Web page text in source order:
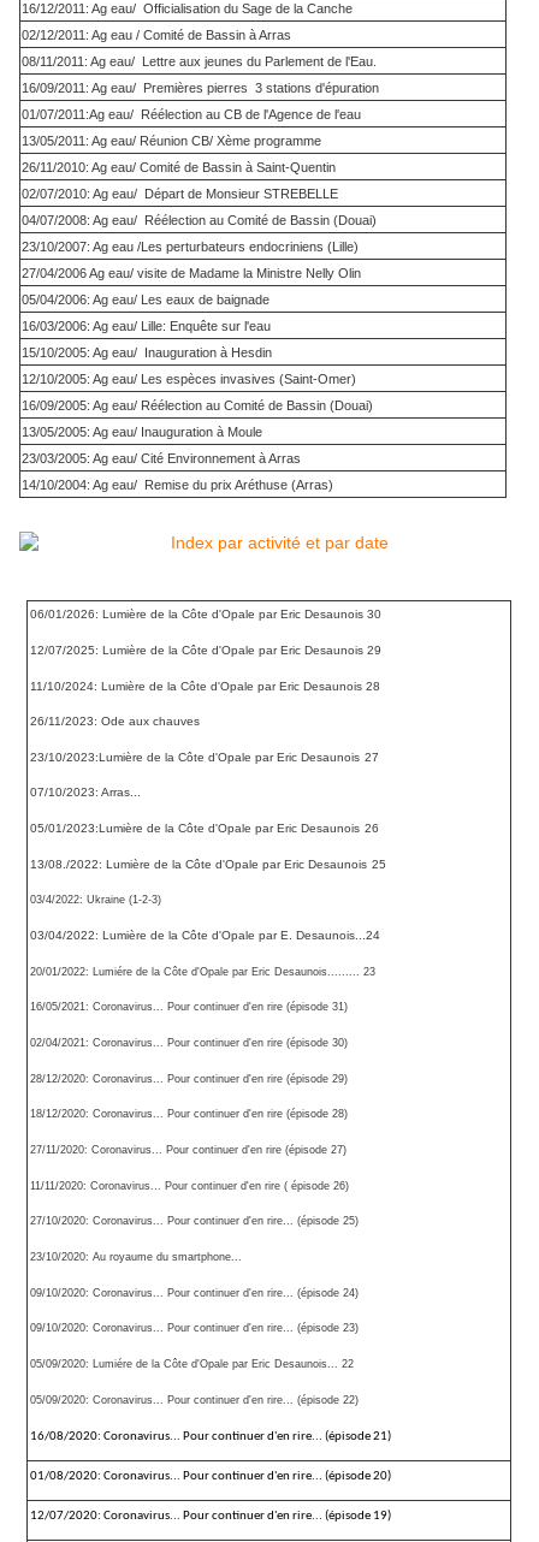
16/12/2011: Ag eau/ Officialisation du Sage de la Canche
02/12/2011: Ag eau / Comité de Bassin à Arras
08/11/2011: Ag eau/ Lettre aux jeunes du Parlement de l'Eau.
16/09/2011: Ag eau/ Premières pierres 3 stations d'épuration
01/07/2011:Ag eau/ Réélection au CB de l'Agence de l'eau
13/05/2011: Ag eau/ Réunion CB/ Xème programme
26/11/2010: Ag eau/ Comité de Bassin à Saint-Quentin
02/07/2010: Ag eau/ Départ de Monsieur STREBELLE
04/07/2008: Ag eau/ Réélection au Comité de Bassin (Douai)
23/10/2007: Ag eau /Les perturbateurs endocriniens (Lille)
27/04/2006 Ag eau/ visite de Madame la Ministre Nelly Olin
05/04/2006: Ag eau/ Les eaux de baignade
16/03/2006: Ag eau/ Lille: Enquête sur l'eau
15/10/2005: Ag eau/ Inauguration à Hesdin
12/10/2005: Ag eau/ Les espèces invasives (Saint-Omer)
16/09/2005: Ag eau/ Réélection au Comité de Bassin (Douai)
13/05/2005: Ag eau/ Inauguration à Moule
23/03/2005: Ag eau/ Cité Environnement à Arras
14/10/2004: Ag eau/ Remise du prix Aréthuse (Arras)
06/01/2026: Lumière de la Côte d'Opale par Eric Desaunois 30
12/07/2025: Lumière de la Côte d'Opale par Eric Desaunois 29
11/10/2024: Lumière de la Côte d'Opale par Eric Desaunois 28
26/11/2023: Ode aux chauves
23/10/2023:Lumière de la Côte d'Opale par Eric Desaunois 27
07/10/2023: Arras...
05/01/2023:Lumière de la Côte d'Opale par Eric Desaunois 26
13/08./2022: Lumière de la Côte d'Opale par Eric Desaunois 25
03/4/2022: Ukraine (1-2-3)
03/04/2022: Lumière de la Côte d'Opale par E. Desaunois...24
20/01/2022: Lumiére de la Côte d'Opale par Eric Desaunois......... 23
16/05/2021: Coronavirus... Pour continuer d'en rire (épisode 31)
02/04/2021: Coronavirus... Pour continuer d'en rire (épisode 30)
28/12/2020: Coronavirus... Pour continuer d'en rire (épisode 29)
18/12/2020: Coronavirus... Pour continuer d'en rire (épisode 28)
27/11/2020: Coronavirus... Pour continuer d'en rire (épisode 27)
11/11/2020: Coronavirus... Pour continuer d'en rire ( épisode 26)
27/10/2020: Coronavirus... Pour continuer d'en rire... (épisode 25)
23/10/2020: Au royaume du smartphone...
09/10/2020: Coronavirus... Pour continuer d'en rire... (épisode 24)
09/10/2020: Coronavirus... Pour continuer d'en rire... (épisode 23)
05/09/2020: Lumiére de la Côte d'Opale par Eric Desaunois... 22
05/09/2020: Coronavirus... Pour continuer d'en rire... (épisode 22)
16/08/2020: Coronavirus... Pour continuer d'en rire... (épisode 21)
01/08/2020: Coronavirus... Pour continuer d'en rire... (épisode 20)
12/07/2020: Coronavirus... Pour continuer d'en rire... (épisode 19)